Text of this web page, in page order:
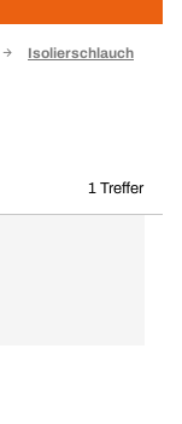
Isolierschlauch
1 Treffer